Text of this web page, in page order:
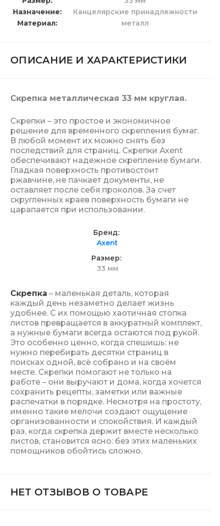
Назначение
Канцелярские принадлежности
Материал
металл
ОПИСАНИЕ И ХАРАКТЕРИСТИКИ
Скрепка металлическая 33 мм круглая.
Скрепки – это простое и экономичное
решение для временного скрепления бумаг.
В любой момент их можно снять без
последствий для страниц. Скрепки Axent
обеспечивают надежное скрепление бумаги.
Гладкая поверхность противостоит
ржавчине, не пачкает документы, не
оставляет после себя проколов. За счет
скругленных краев поверхность бумаги не
царапается при использовании.
Бренд
Axent
Размер
33 мм
Скрепка – маленькая деталь, которая
каждый день незаметно делает жизнь
удобнее. С их помощью хаотичная стопка
листов превращается в аккуратный комплект,
а нужные бумаги всегда остаются под рукой.
Это особенно ценно, когда спешишь: не
нужно перебирать десятки страниц в
поисках одной, всё собрано и на своём
месте. Скрепки помогают не только на
работе – они выручают и дома, когда хочется
сохранить рецепты, заметки или важные
распечатки в порядке. Несмотря на простоту,
именно такие мелочи создают ощущение
организованности и спокойствия. И каждый
раз, когда скрепка держит вместе несколько
листов, становится ясно: без этих маленьких
помощников обойтись сложно.
НЕТ ОТЗЫВОВ О ТОВАРЕ